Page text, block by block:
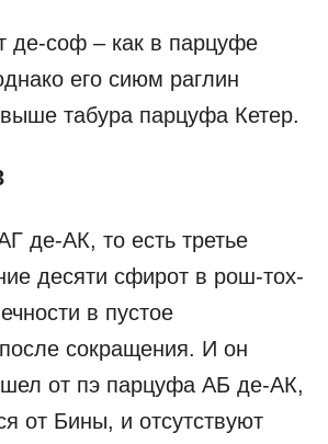
де-соф – как в парцуфе
его сиюм раглин
табура парцуфа Кетер.
де-­АК, то есть третье
десяти сфирот в рош-тох-
в пустое
сокращения. И он
от пэ парцуфа АБ де-­АК,
от Бины, и отсутствуют